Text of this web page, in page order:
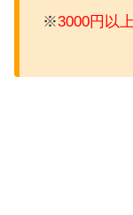
※3000円以